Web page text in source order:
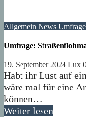
Allgemein News
Umfrage:
19. September 2024 Lux
Habt ihr Lust auf
wäre mal für eine
können…
Weiter lesen